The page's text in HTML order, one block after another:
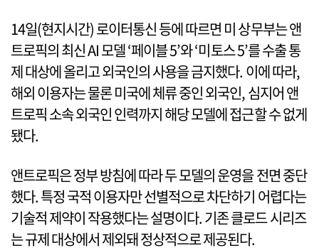
14일(현지시간) 로이터통신 등에 따르면 미 상무부는 앤
트로픽의 최신 AI 모델 ‘페이블 5’와 ‘미토스 5’를 수출 통
제 대상에 올리고 외국인의 사용을 금지했다. 이에 따라,
해외 이용자는 물론 미국에 체류 중인 외국인, 심지어 앤
트로픽 소속 외국인 인력까지 해당 모델에 접근할 수 없게
됐다.
앤트로픽은 정부 방침에 따라 두 모델의 운영을 전면 중단
했다. 특정 국적 이용자만 선별적으로 차단하기 어렵다는
기술적 제약이 작용했다는 설명이다. 기존 클로드 시리즈
는 규제 대상에서 제외돼 정상적으로 제공된다.